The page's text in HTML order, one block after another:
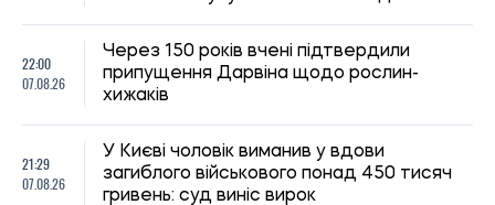
20:00
07.08.26
У Лос-Анджелесі виявили новий вид
жаби льодовикового періоду
19:30
07.08.26
Українців за кордоном запрошують
долучитися до створення Мережі
єдності: як подати пропозиції